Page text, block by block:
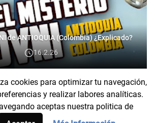
cookies para optimizar tu navegación,
y realizar labores analíticas.
aceptas nuestra politica de
de ANTIOQUIA (Colombia) ¿Explicado?
16.2.26
ZKREATIONS — © YOUR COPYRIGHT 2025